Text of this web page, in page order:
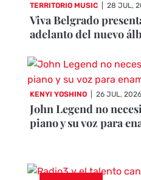
TERRITORIO MUSIC 28 JUL,
Viva Belgrado
adelanto del nuevo
KENYI YOSHINO 26 JUL, 2026
John Legend no
piano y su voz para